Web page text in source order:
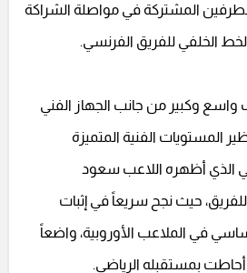
الطرفين المشتركة في مواصلة الشراكة
الخلفي للفريق الفرنسي.
واسع وكبير من جانب الجهاز الفني
المستويات الفنية المتميزة
الذي أظهره اللاعب سعود
حيث نجح سريعاً في إثبات
في الملاعب الأوروبية، واضعاً
أحاطت بمستقبله الرياضي.